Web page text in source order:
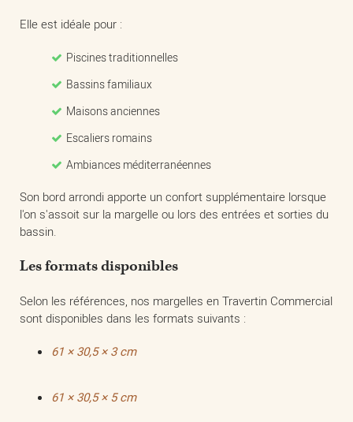
Elle est idéale pour :
Piscines traditionnelles
Bassins familiaux
Maisons anciennes
Escaliers romains
Ambiances méditerranéennes
Son bord arrondi apporte un confort supplémentaire lorsque
l'on s'assoit sur la margelle ou lors des entrées et sorties du
bassin.
Les formats disponibles
Selon les références, nos margelles en Travertin Commercial
sont disponibles dans les formats suivants :
61 × 30,5 × 3 cm
61 × 30,5 × 5 cm